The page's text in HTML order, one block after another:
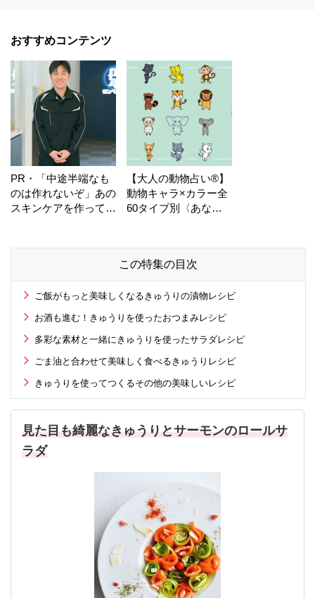
おすすめコンテンツ
PR・「中途半端なも
のは作れないぞ」あの
スキンケアを作ってい
【大人の動物占い®】
動物キャラ×カラー全
60タイプ別〈あなた
この特集の目次
ご飯がもっと美味しくなるきゅうりの漬物レシピ
お酒も進む！きゅうりを使ったおつまみレシピ
多彩な素材と一緒にきゅうりを使ったサラダレシピ
ごま油と合わせて美味しく食べるきゅうりレシピ
きゅうりを使ってつくるその他の美味しいレシピ
見た目も綺麗なきゅうりとサーモンのロールサ
ラダ